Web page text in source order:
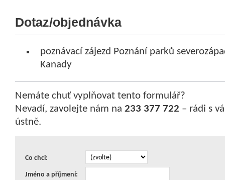
Dotaz/objednávka
poznávací zájezd Poznání parků
Kanady
Nemáte chuť vyplňovat tento formulář?
Nevadí, zavolejte nám na 233 377 722 – rádi s
ústně.
Co chci:
Jméno a příjmení: